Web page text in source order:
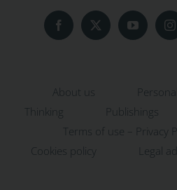
About us
Thinking
Publishings
Terms of use – Privacy
Cookies policy
Legal